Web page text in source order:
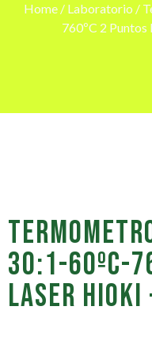
Home / Laboratorio /
760ºC 2
30:1-60ºC-
LASER